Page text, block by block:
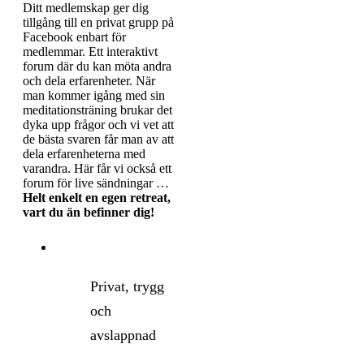
Ditt medlemskap ger dig
tillgång till en privat grupp på
Facebook enbart för
medlemmar. Ett interaktivt
forum där du kan möta andra
och dela erfarenheter. När
man kommer igång med sin
meditationsträning brukar det
dyka upp frågor och vi vet att
de bästa svaren får man av att
dela erfarenheterna med
varandra. Här får vi också ett
forum för live sändningar …
Helt enkelt en egen retreat,
vart du än befinner dig!
Privat, trygg
och
avslappnad